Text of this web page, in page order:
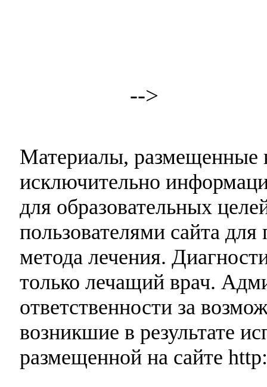
-->
Материалы, размещенные
исключительно
для образовательных
пользователями сайта
метода лечения.
только лечащий врач.
ответственности за
возникшие в результате
размещенной на сайте